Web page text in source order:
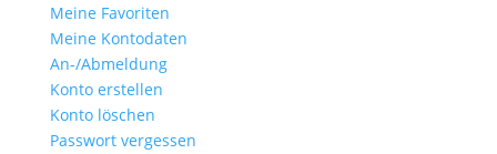
Meine Favoriten
Meine Kontodaten
An-/Abmeldung
Konto erstellen
Konto löschen
Passwort vergessen